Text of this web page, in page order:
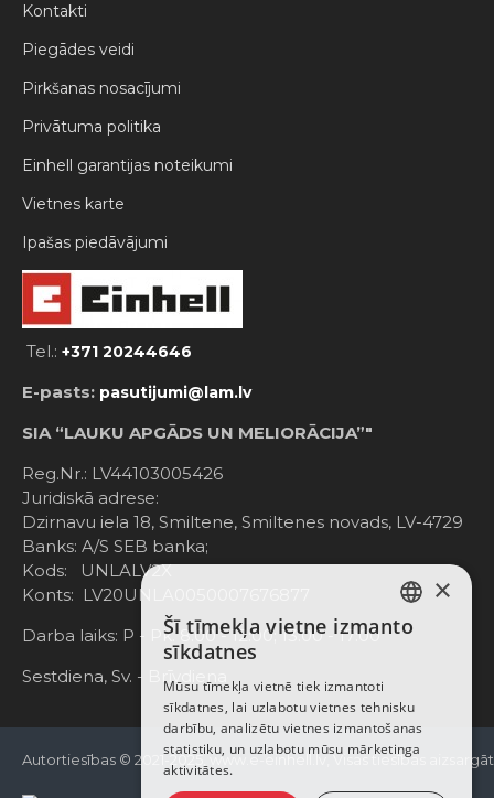
Kontakti
Piegādes veidi
Pirkšanas nosacījumi
Privātuma politika
Einhell garantijas noteikumi
Vietnes karte
Ipašas piedāvājumi
Tel.: +371 20244646
E-pasts: pasutijumi@lam.lv
SIA “LAUKU APGĀDS UN MELIORĀCIJA”"
Reg.Nr.: LV44103005426
Juridiskā adrese:
Dzirnavu iela 18, Smiltene, Smiltenes novads, LV-4729
Banks: A/S SEB banka;
Kods: UNLALV2X
Konts: LV20UNLA0050007676877
Darba laiks: P - Pk. 8:00 - 12:00; 13:00 - 17:00
Sestdiena, Sv. - Brīvdiena
Autortiesības © 2021-2025, www.e-einhell.lv, Visas tiesības
LATVIAN
ENGLISH
×
Šī tīmekļa vietne izmanto
sīkdatnes
Mūsu tīmekļa vietnē tiek izmantoti
sīkdatnes, lai uzlabotu vietnes tehnisku
darbību, analizētu vietnes izmantošanas
statistiku, un uzlabotu mūsu mārketinga
aktivitātes.